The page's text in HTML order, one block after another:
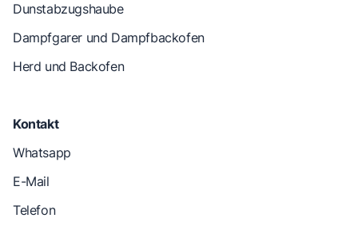
Dunstabzugshaube
Dampfgarer und Dampfbackofen
Herd und Backofen
Kontakt
Whatsapp
E-Mail
Telefon